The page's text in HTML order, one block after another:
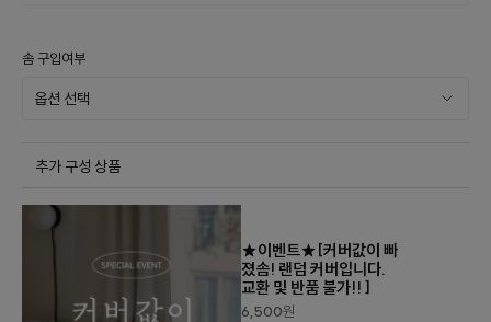
솜 구입여부
추가 구성 상품
★이벤트★[커버값이 빠
졌솜! 랜덤 커버입니다.
교환 및 반품 불가!! ]
6,500원